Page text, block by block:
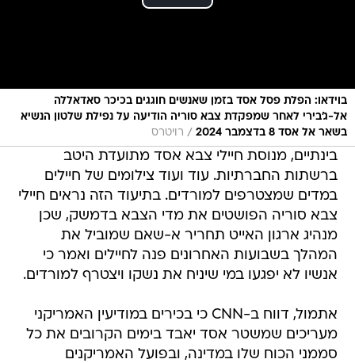
בוידאו: הפלת פסל אסד בזמן שאנשים חוגגים בכיכר סאדאללה
אל-ג'בירי לאחר שמפקדת צבא סוריה הודיעה על נפילת שלטון הנשיא
בשאר אל אסד 8 בדצמבר 2024
/ רויטרס
בינתיים, מנוסת חיילי צבא אסד מתועדת היטב
ברשתות החברתיות. עוד ועוד צילומים של חיילים
במדים שמצטרפים למורדים. בתיעוד הזה נראים חיילי
צבא סוריה הפושטים את מדי הצבא בדמשק, שכן
מנהיג ארגון האייט תחריר א-שאם שמוביל את
המהלך בשבועות האחרונים פנה לחיילים ואמר כי
אנשיו לא יפגעו במי שיניח את נשקו ויצטרף למורדים.
אתמול, דווח ב-CNN כי בכירים במודיעין האמריקני
מעריכים שמשטר אסד יאבד בימים הקרובים את כל
סממני הכוח שלו במדינה, ובפועל האמריקנים